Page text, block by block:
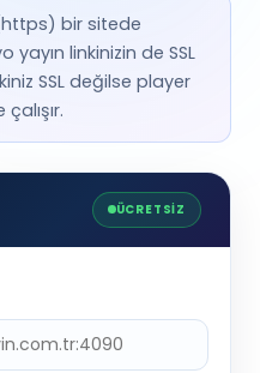
(https) bir sitede
yayın linkinizin de SSL
SSL değilse player
ÜCRETSİZ